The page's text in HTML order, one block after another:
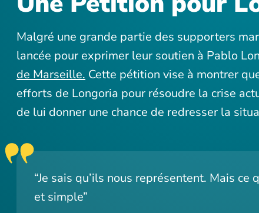
Malgré une grande partie des supporters
lancée pour exprimer leur soutien à Pablo
de Marseille. Cette pétition vise à montrer
efforts de Longoria pour résoudre la crise
de lui donner une chance de redresser la
“Je sais qu’ils nous représentent. Mais ce
et simple”